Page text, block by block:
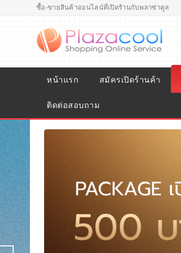
ซื้อ-ขายสินค้าออนไลน์ที่เปิดร้านกับพลาซ่าคูล
หน้าแรก สมัครเปิดร้านค้า
ติดต่อสอบถาม